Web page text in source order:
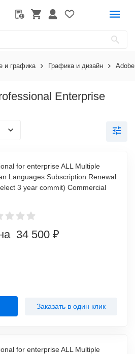
и графика Графика и дизайн
Enterprise
for enterprise ALL Multiple
Languages Subscription Renewal
3 year commit) Commercial
34 500 ₽
Заказать в один клик
for enterprise ALL Multiple